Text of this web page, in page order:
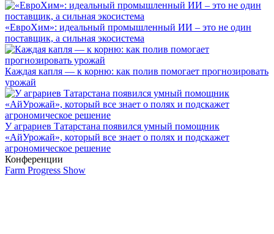
«ЕвроХим»: идеальный промышленный ИИ – это не один
поставщик, а сильная экосистема
Каждая капля — к корню: как полив помогает прогнозировать
урожай
У аграриев Татарстана появился умный помощник
«АйУрожай», который все знает о полях и подскажет
агрономическое решение
Конференции
Farm Progress Show